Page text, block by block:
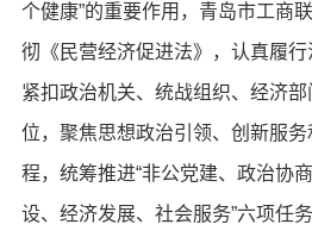
个健康”的重要作用，青岛市工商
彻《民营经济促进法》，认真履行
紧扣政治机关、统战组织、经济
位，聚焦思想政治引领、创新服
程，统筹推进“非公党建、政治协
设、经济发展、社会服务”六项任